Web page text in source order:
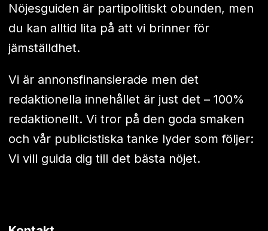
Nöjesguiden är partipolitiskt obunden, men
du kan alltid lita på att vi brinner för
jämställdhet.
Vi är annonsfinansierade men det
redaktionella innehållet är just det – 100%
redaktionellt. Vi tror på den goda smaken
och vår publicistiska tanke lyder som följer:
Vi vill guida dig till det bästa nöjet.